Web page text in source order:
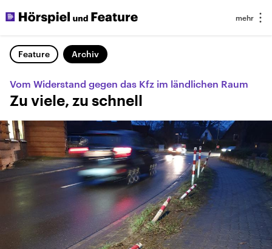
Feature Archiv
Vom Widerstand gegen das Kfz im ländlichen Raum
Zu viele, zu schnell